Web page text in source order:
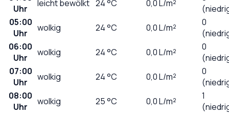
Uhr
leicht bewölkt 24°C 0,0L/m²
05:00
Uhr
wolkig 24°C 0,0L/m²
0
06:00
Uhr
wolkig 24°C 0,0L/m²
0
07:00
Uhr
wolkig 24°C 0,0L/m²
0
08:00
Uhr
wolkig 25°C 0,0L/m²
1